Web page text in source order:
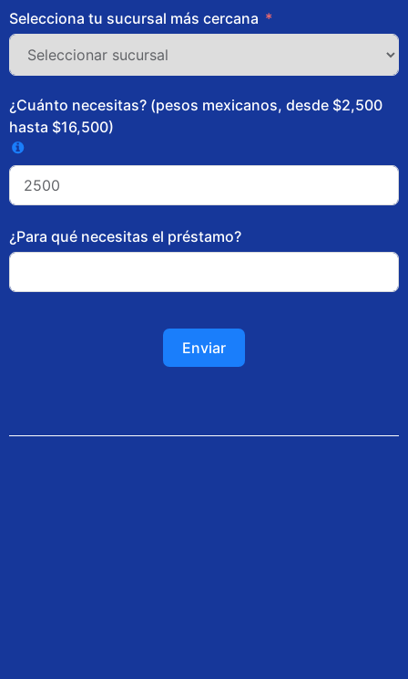
Selecciona tu sucursal más cercana
¿Cuánto necesitas? (pesos mexicanos, desde $2,500
hasta $16,500)
¿Para qué necesitas el préstamo?
Enviar